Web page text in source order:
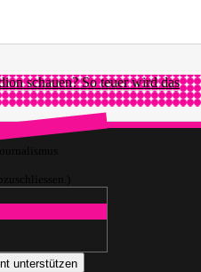
schauen? So teuer wird das
unterstützen